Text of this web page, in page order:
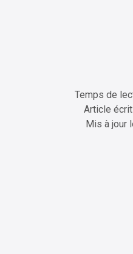
Temps de
Article
Mis à jour